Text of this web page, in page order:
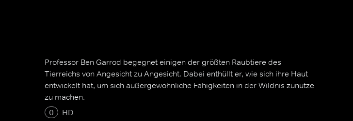
Professor Ben Garrod begegnet einigen der größten Raubtiere des
Tierreichs von Angesicht zu Angesicht. Dabei enthüllt er, wie sich ihre Haut
entwickelt hat, um sich außergewöhnliche Fähigkeiten in der Wildnis zunutze
zu machen.
0
HD